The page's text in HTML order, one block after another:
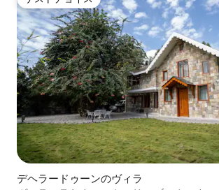
ゲストチョイス
デヘラードゥーンのヴィラ